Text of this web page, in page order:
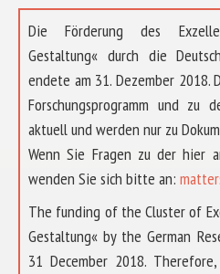
Die Förderung des
Gestaltung« durch die
endete am 31. Dezember 2018.
Forschungsprogramm und zu
aktuell und werden nur zu
Wenn Sie Fragen zu der hier
wenden Sie sich bitte an:
The funding of the Cluster of
Gestaltung« by the German
31 December 2018.